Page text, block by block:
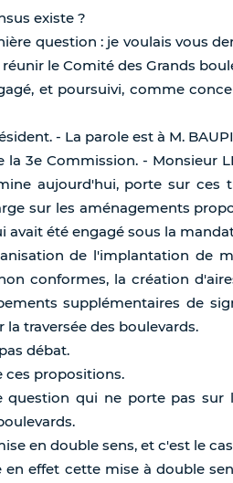
existe ?
question : je voulais vous
le Comité des Grands
et poursuivi, comme
- La parole est à M.
3e Commission. - Monsieur
aujourd'hui, porte sur ces
sur les aménagements
avait été engagé sous la
de l'implantation de
conformes, la création
supplémentaires de
traversée des boulevards.
débat.
ces propositions.
qui ne porte pas sur
en double sens, et c'est le
effet cette mise à double